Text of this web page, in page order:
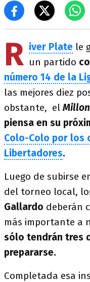
R iver Plate le
un partido
número 14 de la
las mejores diez
obstante, el
piensa en su
Colo-Colo por los
Libertadores.
Luego de subirse
del torneo local,
Gallardo deberán
más importante a
sólo tendrán tres
prepararse.
Completada esa